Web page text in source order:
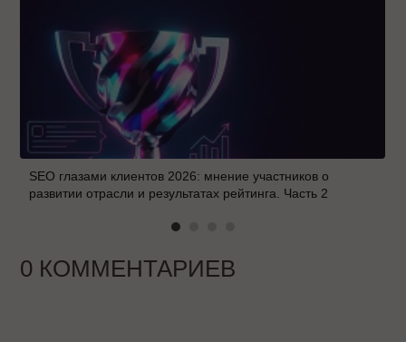
SEO глазами клиентов 2026: мнение участников о
развитии отрасли и результатах рейтинга. Часть 2
0 КОММЕНТАРИЕВ